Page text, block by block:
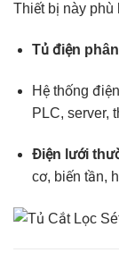
Thiết bị này phù
Tủ điện
Hệ thống điện
PLC, server,
Điện lưới
cơ, biến tần,